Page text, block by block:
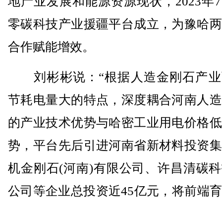
零碳科技产业援疆平台成立，为豫哈
合作赋能增效。
刘彬彬说：“根据人造金刚石产业
节耗电量大的特点，深度耦合河南人
的产业技术优势与哈密工业用电价格
势，平台先后引进河南省新材料投资
机金刚石(河南)有限公司、许昌清碳
公司等企业总投资近45亿元，将前端